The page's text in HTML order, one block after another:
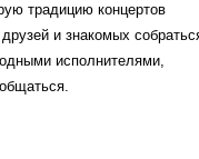
традицию концертов
и знакомых
исполнителями,